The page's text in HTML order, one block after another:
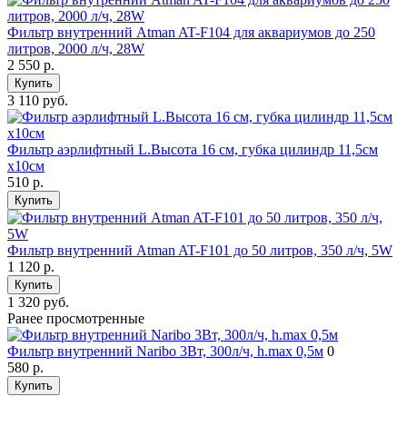
Фильтр внутренний Atman AT-F104 для аквариумов до 250
литров, 2000 л/ч, 28W
2 550 р.
Купить
3 110 руб.
Фильтр аэрлифтный L.Высота 16 см, губка цилиндр 11,5см
х10см
510 р.
Купить
Фильтр внутренний Atman AT-F101 до 50 литров, 350 л/ч, 5W
1 120 р.
Купить
1 320 руб.
Ранее просмотренные
Фильтр внутренний Naribo 3Вт, 300л/ч, h.max 0,5м 0
580 р.
Купить